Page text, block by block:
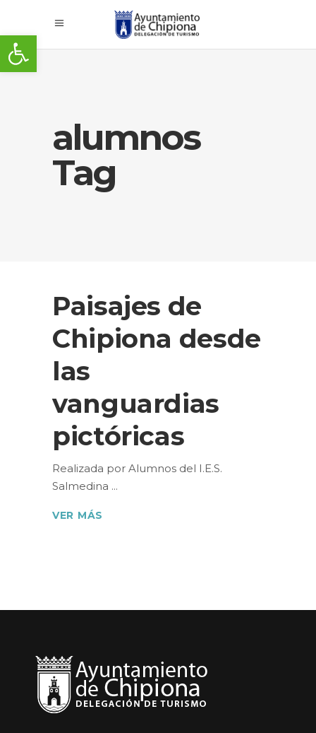
Abrir barra de herramientas
alumnos
Tag
Paisajes de
Chipiona desde
las
vanguardias
pictóricas
Realizada por Alumnos del I.E.S.
Salmedina
VER MÁS